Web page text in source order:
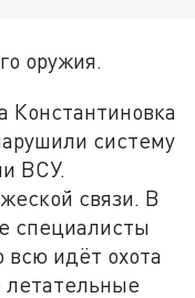
оружия.
Константиновка
систему
ВСУ.
связи. В
специалисты
всю идёт охота
летательные